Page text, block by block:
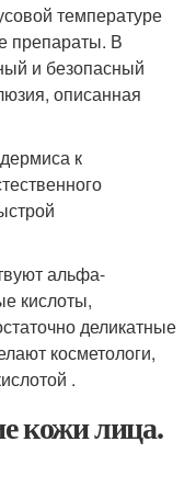
температуре
препараты. В
и безопасный
описанная
к
альфа-
кислоты,
деликатные
косметологи,
.
кожи лица.